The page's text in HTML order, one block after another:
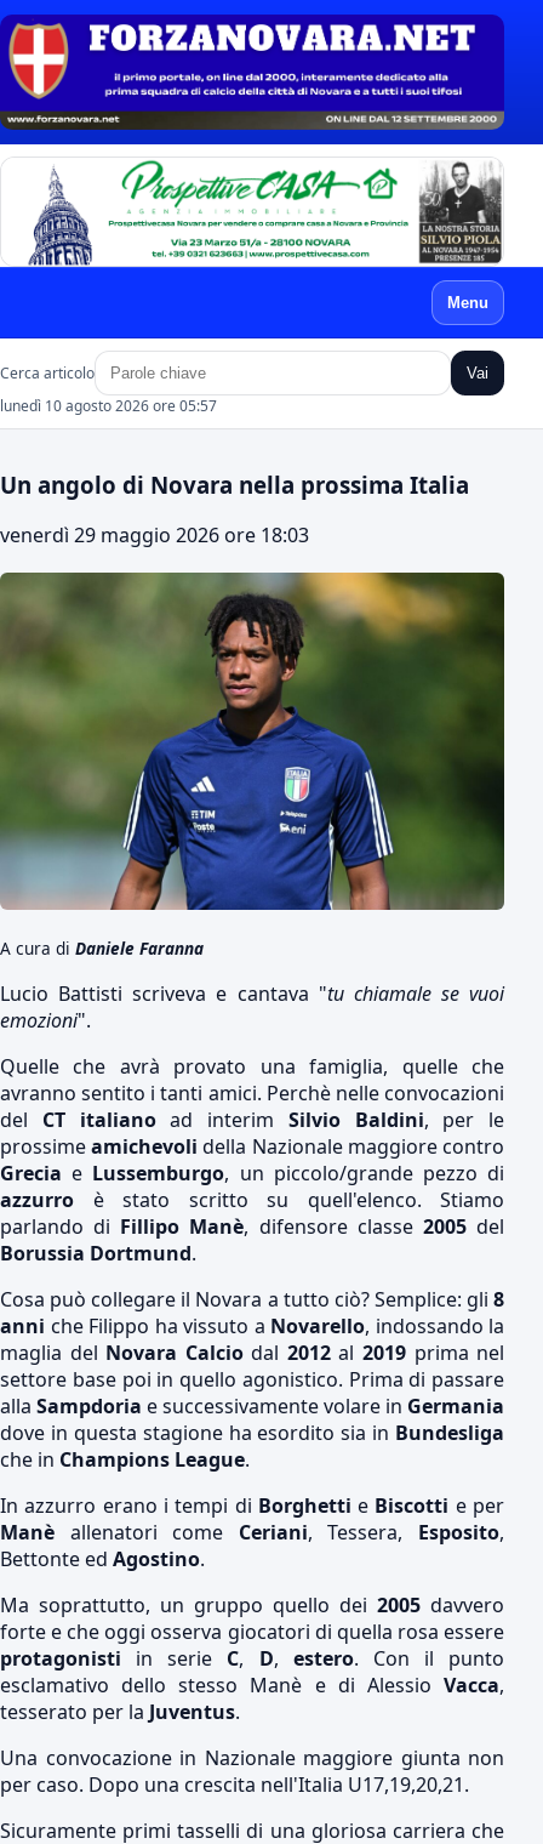
Menu
Cerca articolo Vai
lunedì 10 agosto 2026 ore 05:57
Un angolo di Novara nella prossima Italia
venerdì 29 maggio 2026 ore 18:03
A cura di Daniele Faranna
Lucio Battisti scriveva e cantava "tu chiamale se vuoi
emozioni".
Quelle che avrà provato una famiglia, quelle che
avranno sentito i tanti amici. Perchè nelle convocazioni
del CT italianoad interim Silvio Baldini, per le
prossimeamichevoli della Nazionale maggiore contro
Grecia e Lussemburgo, un piccolo/grande pezzo di
azzurro è stato scritto su quell'elenco. Stiamo
parlando di Fillipo Manè, difensore classe 2005del
Borussia Dortmund.
Cosa può collegare il Novara a tutto ciò? Semplice: gli 8
anni che Filippo ha vissuto a Novarello, indossando la
maglia del Novara Calciodal 2012al 2019 prima nel
settore base poi in quello agonistico. Prima di passare
alla Sampdoria e successivamente volare in Germania
dove in questa stagione ha esordito sia in Bundesliga
che in Champions League.
In azzurro erano i tempi di Borghetti e Biscotti e per
Manè allenatori come Ceriani, Tessera, Esposito,
Bettonte ed Agostino.
Ma soprattutto, un gruppo quello dei 2005 davvero
forte e che oggi osserva giocatori di quella rosa essere
protagonisti in serie C, D, estero. Con il punto
esclamativo dello stesso Manè e di Alessio Vacca,
tesserato per la Juventus.
Una convocazione in Nazionale maggiore giunta non
per caso. Dopo una crescita nell'Italia U17,19,20,21.
Sicuramente primi tasselli di una gloriosa carriera che